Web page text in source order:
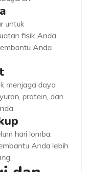
untuk
fisik Anda.
Anda
menjaga daya
protein, dan
hari lomba.
Anda lebih